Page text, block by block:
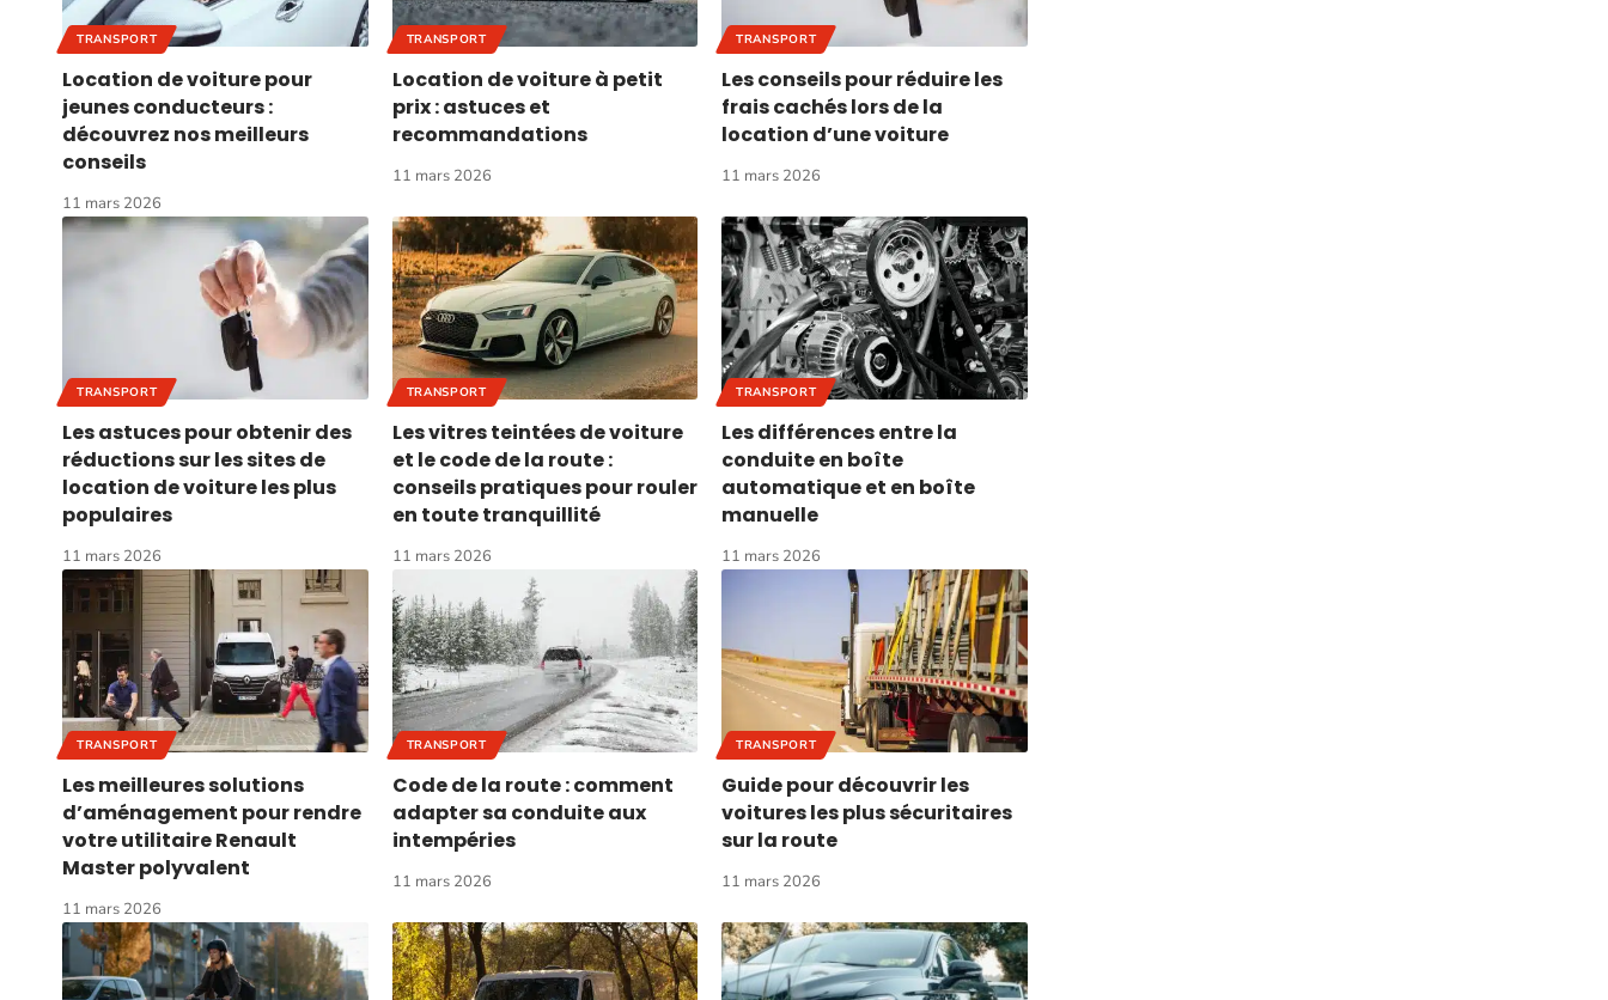
TRANSPORT
Location de voiture pour
jeunes conducteurs :
découvrez nos meilleurs
conseils
11 mars 2026
TRANSPORT
Location de voiture à petit
prix : astuces et
recommandations
11 mars 2026
TRANSPORT
Les conseils pour réduire les
frais cachés lors de la
location d’une voiture
11 mars 2026
TRANSPORT
Les astuces pour obtenir des
réductions sur les sites de
location de voiture les plus
populaires
11 mars 2026
TRANSPORT
Les vitres teintées de voiture
et le code de la route :
conseils pratiques pour rouler
en toute tranquillité
11 mars 2026
TRANSPORT
Les différences entre la
conduite en boîte
automatique et en boîte
manuelle
11 mars 2026
TRANSPORT
Les meilleures solutions
d’aménagement pour rendre
votre utilitaire Renault
Master polyvalent
11 mars 2026
TRANSPORT
Code de la route : comment
adapter sa conduite aux
intempéries
11 mars 2026
TRANSPORT
Guide pour découvrir les
voitures les plus sécuritaires
sur la route
11 mars 2026